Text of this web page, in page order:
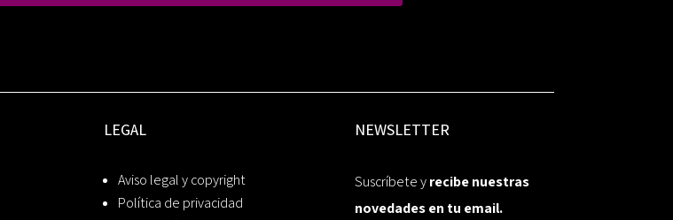
LEGAL
Aviso legal y copyright
Política de privacidad
NEWSLETTER
Suscríbete yrecibe nuestras
novedades en tu email.